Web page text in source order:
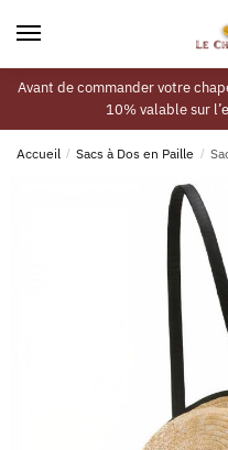
Avant de commander votre
10% valable sur
Accueil / Sacs à Dos en Paille /